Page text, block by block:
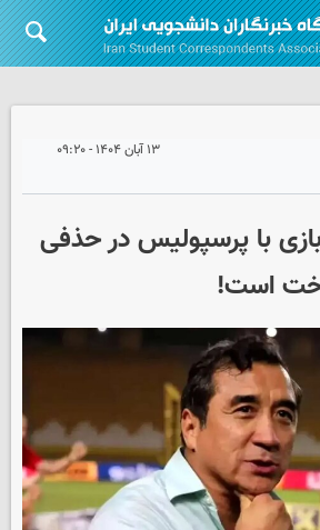
۱۳ آبان ۱۴۰۴ - ۰۹:۲۰
با پرسپولیس در حذفی
است!